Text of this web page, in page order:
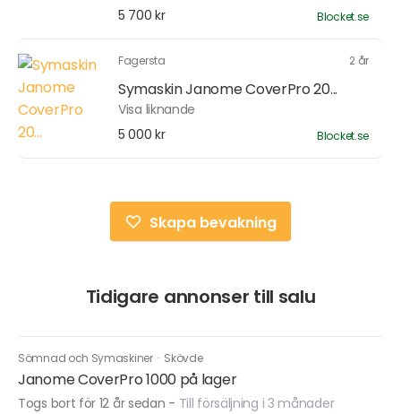
5 700 kr Blocket.se
Fagersta 2 år
Symaskin Janome CoverPro 20...
Visa liknande
5 000 kr
Blocket.se
Skapa bevakning
Tidigare annonser till salu
Sömnad och Symaskiner · Skövde
Janome CoverPro 1000 på lager
Togs bort för 12 år sedan - Till försäljning i 3 månader